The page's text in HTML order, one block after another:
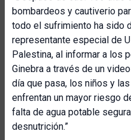
bombardeos y cautiverio
todo el sufrimiento ha sido
representante especial de
Palestina, al informar a los
Ginebra a través de un
día que pasa, los niños y
enfrentan un mayor riesgo
falta de agua potable
desnutrición.”